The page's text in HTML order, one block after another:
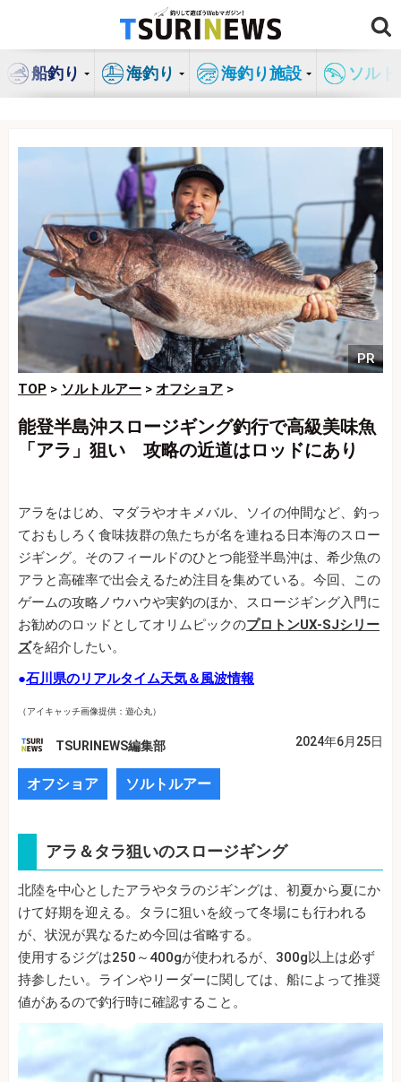
ン
船釣り 海釣り 海釣り施設 ソル
PR
TOP > ソルトルアー > オフショア >
能登半島沖スロージギング釣行で高級美味魚
「アラ」狙い 攻略の近道はロッドにあり
アラをはじめ、マダラやオキメバル、ソイの仲間など、釣っ
ておもしろく食味抜群の魚たちが名を連ねる日本海のスロー
ジギング。そのフィールドのひとつ能登半島沖は、希少魚の
アラと高確率で出会えるため注目を集めている。今回、この
ゲームの攻略ノウハウや実釣のほか、スロージギング入門に
お勧めのロッドとしてオリムピックのプロトンUX-SJシリー
ズを紹介したい。
●石川県のリアルタイム天気＆風波情報
（アイキャッチ画像提供：遊心丸）
TSURINEWS編集部 2024年6月25日
オフショア ソルトルアー
アラ＆タラ狙いのスロージギング
北陸を中心としたアラやタラのジギングは、初夏から夏にか
けて好期を迎える。タラに狙いを絞って冬場にも行われる
が、状況が異なるため今回は省略する。
使用するジグは250～400gが使われるが、300g以上は必ず
持参したい。ラインやリーダーに関しては、船によって推奨
値があるので釣行時に確認すること。